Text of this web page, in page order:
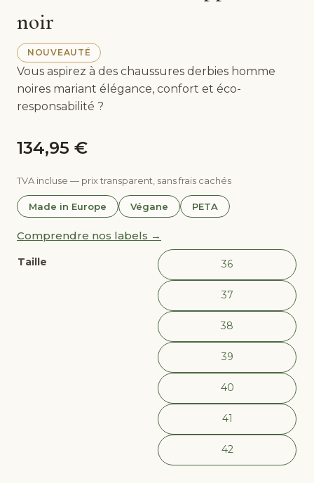
noir
NOUVEAUTÉ
Vous aspirez à des chaussures derbies homme
Faites l'expérience d'Obe Black : des chaussures à
Avec Obe Black, vos Chaussures derbies homme
Parcourez la ville avec style, grâce à ces
Sans compromettre le style, sans cruauté animale,
Pour le coût d'un dîner au restaurant, investissez
Vous aspirez à des chaussures derbies homme
noires mariant élégance, confort et éco-
responsabilité ?
134,95 €
TVA incluse — prix transparent, sans frais cachés
Made in Europe Végane PETA
Comprendre nos labels →
Taille 36
37
38
39
40
41
42